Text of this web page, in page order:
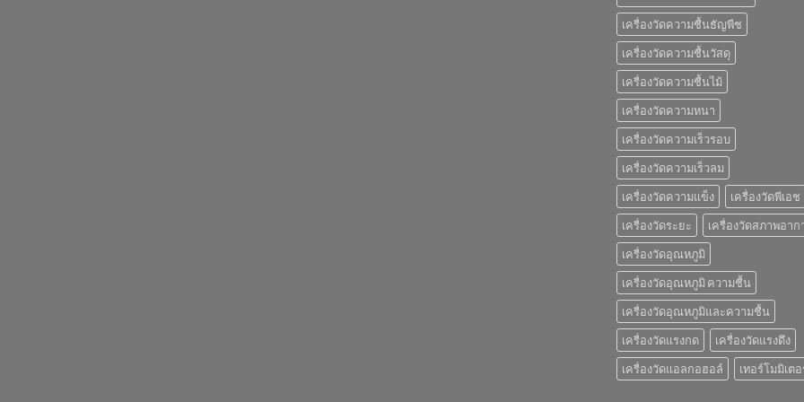
เครื่องวัดความชื้นธัญพืช
เครื่องวัดความชื้นวัสดุ
เครื่องวัดความชื้นไม้
เครื่องวัดความหนา
เครื่องวัดความเร็วรอบ
เครื่องวัดความเร็วลม
เครื่องวัดความแข็ง
เครื่องวัดพีเอช
เครื่องวัดระยะ
เครื่องวัดสภาพอาก
เครื่องวัดอุณหภูมิ
เครื่องวัดอุณหภูมิ ความชื้น
เครื่องวัดอุณหภูมิและความชื้น
เครื่องวัดแรงกด
เครื่องวัดแรงดึง
เครื่องวัดแอลกอฮอล์
เทอร์โมมิเต